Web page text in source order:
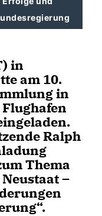
in
am 10.
in
Ralph
Thema
–